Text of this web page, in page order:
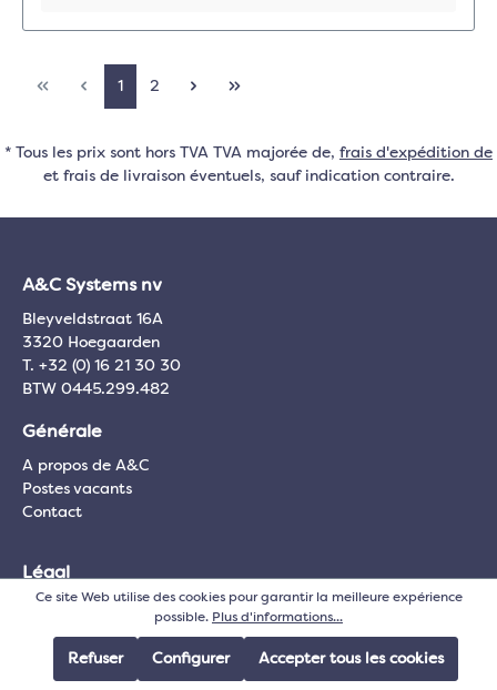
1 2
* Tous les prix sont hors TVA TVA majorée de, frais d'expédition de
et frais de livraison éventuels, sauf indication contraire.
A&C Systems nv
Bleyveldstraat 16A
3320 Hoegaarden
T. +32 (0) 16 21 30 30
BTW 0445.299.482
Générale
A propos de A&C
Postes vacants
Contact
Légal
Politique de confidentialité
Politique de cookies
Ce site Web utilise des cookies pour garantir la meilleure expérience
possible. Plus d'informations...
Refuser Configurer Accepter tous les cookies